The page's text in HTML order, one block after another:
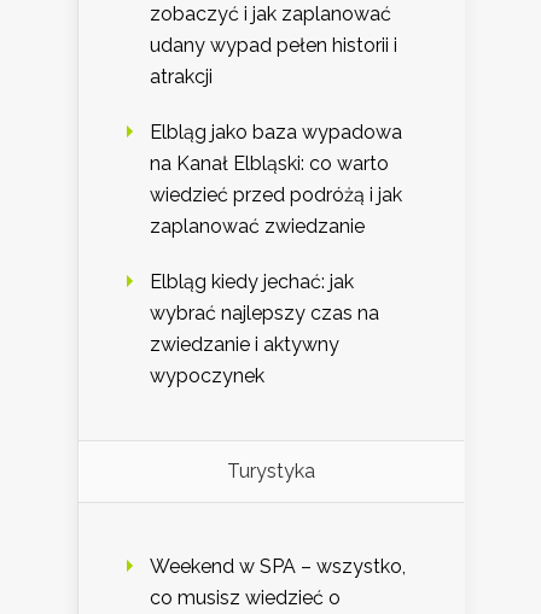
zobaczyć i jak zaplanować
udany wypad pełen historii i
atrakcji
Elbląg jako baza wypadowa
na Kanał Elbląski: co warto
wiedzieć przed podróżą i jak
zaplanować zwiedzanie
Elbląg kiedy jechać: jak
wybrać najlepszy czas na
zwiedzanie i aktywny
wypoczynek
Turystyka
Weekend w SPA – wszystko,
co musisz wiedzieć o